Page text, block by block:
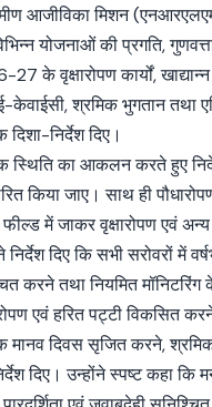
आजीविका मिशन
योजनाओं की प्रगति, गुणवत्ता
के वृक्षारोपण कार्यों,
श्रमिक भुगतान तथा
निर्देश दिए।
स्थिति का आकलन करते हुए
किया जाए। साथ ही
में जाकर वृक्षारोपण एवं
दिए कि सभी सरोवरों में
करने तथा नियमित मॉनिटरिंग
एवं हरित पट्टी विकसित
मानव दिवस सृजित करने,
दिए। उन्होंने स्पष्ट कहा कि